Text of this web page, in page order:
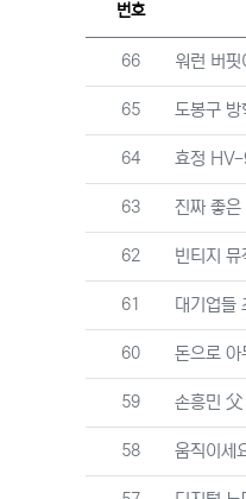
번호
번호
66 워런 버
번호
65 도봉구 방
번호
64 효정 HV-
번호
63 진짜 좋은
번호
62 빈티지 뮤
번호
61 대기업들
번호
60 돈으로 아
번호
59 손흥민
번호
58 움직이세